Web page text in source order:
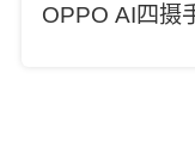
OPPO AI四摄